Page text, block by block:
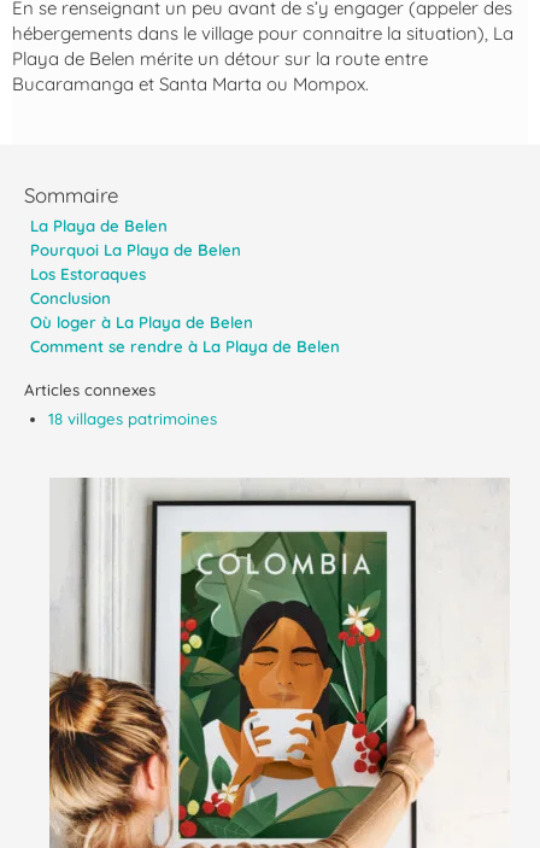
En se renseignant un peu avant de s’y engager (appeler des
hébergements dans le village pour connaitre la situation), La
Playa de Belen mérite un détour sur la route entre
Bucaramanga et Santa Marta ou Mompox.
Sommaire
La Playa de Belen
Pourquoi La Playa de Belen
Los Estoraques
Conclusion
Où loger à La Playa de Belen
Comment se rendre à La Playa de Belen
Articles connexes
18 villages patrimoines